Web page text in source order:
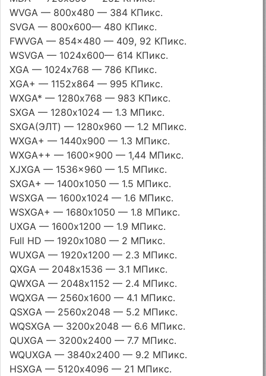
WVGA — 800х480 — 384 КПикс.
SVGA — 800х600— 480 КПикс.
FWVGA — 854×480 — 409, 92 КПикс.
WSVGA — 1024х600— 614 КПикс.
XGA — 1024х768 — 786 КПикс.
XGA+ — 1152х864 — 995 КПикс.
WXGA* — 1280х768 — 983 КПикс.
SXGA — 1280х1024 — 1.3 МПикс.
SXGA(ЭЛТ) — 1280х960 — 1.2 МПикс.
WXGA+ — 1440х900 — 1.3 МПикс.
WXGA++ — 1600×900 — 1,44 МПикс.
XJXGA — 1536×960 — 1.5 МПикс.
SXGA+ — 1400х1050 — 1.5 МПикс.
WSXGA — 1600х1024 — 1.6 МПикс.
WSXGA+ — 1680х1050 — 1.8 МПикс.
UXGA — 1600х1200 — 1.9 МПикс.
Full HD — 1920х1080 — 2 МПикс.
WUXGA — 1920х1200 — 2.3 МПикс.
QXGA — 2048х1536 — 3.1 МПикс.
QWXGA — 2048х1152 — 2.4 МПикс.
WQXGA — 2560х1600 — 4.1 МПикс.
QSXGA — 2560х2048 — 5.2 МПикс.
WQSXGA — 3200х2048 — 6.6 МПикс.
QUXGA — 3200х2400 — 7.7 МПикс.
WQUXGA — 3840х2400 — 9.2 МПикс.
HSXGA — 5120х4096 — 21 МПикс.